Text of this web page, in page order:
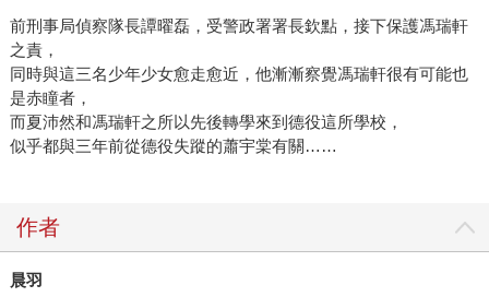
前刑事局偵察隊長譚曜磊，受警政署署長欽點，接下保護馮瑞軒
之責，
同時與這三名少年少女愈走愈近，他漸漸察覺馮瑞軒很有可能也
是赤瞳者，
而夏沛然和馮瑞軒之所以先後轉學來到德役這所學校，
似乎都與三年前從德役失蹤的蕭宇棠有關……
作者
晨羽